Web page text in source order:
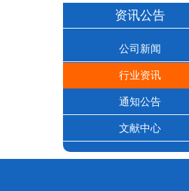
资讯公告
公司新闻
行业资讯
通知公告
文献中心